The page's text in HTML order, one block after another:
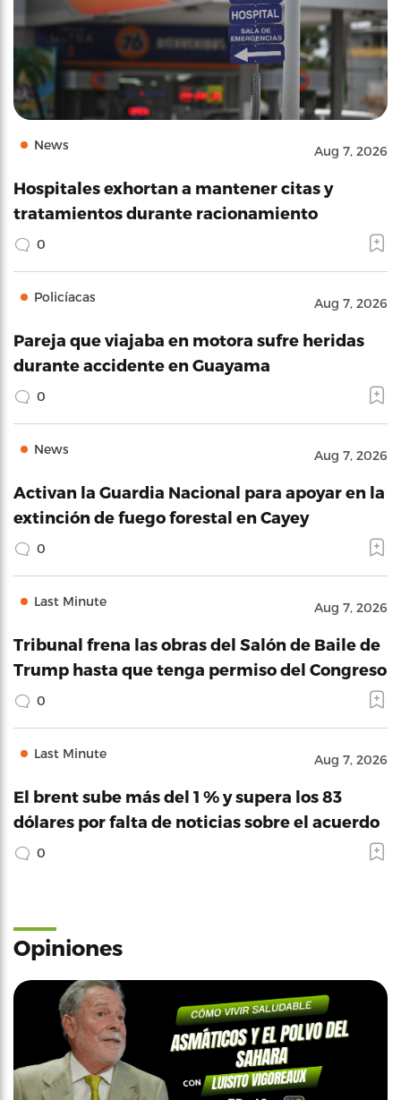
News Aug 7, 2026
Hospitales exhortan a mantener citas y
tratamientos durante racionamiento
0
Policíacas Aug 7, 2026
Pareja que viajaba en motora sufre heridas
durante accidente en Guayama
0
News Aug 7, 2026
Activan la Guardia Nacional para apoyar en la
extinción de fuego forestal en Cayey
0
Last Minute Aug 7, 2026
Tribunal frena las obras del Salón de Baile de
Trump hasta que tenga permiso del Congreso
0
Last Minute Aug 7, 2026
El brent sube más del 1 % y supera los 83
dólares por falta de noticias sobre el acuerdo
0
Opiniones